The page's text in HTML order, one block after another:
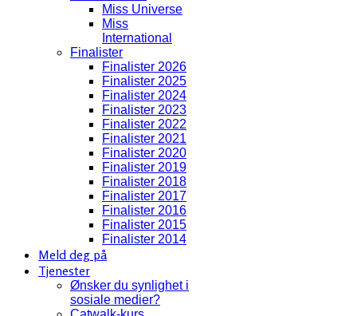
Miss Universe
Miss
International
Finalister
Finalister 2026
Finalister 2025
Finalister 2024
Finalister 2023
Finalister 2022
Finalister 2021
Finalister 2020
Finalister 2019
Finalister 2018
Finalister 2017
Finalister 2016
Finalister 2015
Finalister 2014
Meld deg på
Tjenester
Ønsker du synlighet i
sosiale medier?